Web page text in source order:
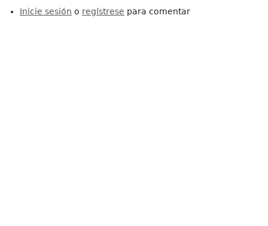
Inicie sesión o regístrese para comentar